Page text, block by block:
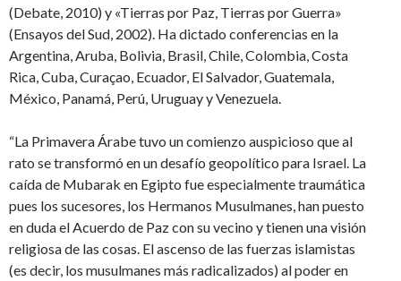
(Debate, 2010) y «Tierras por Paz, Tierras por Guerra»
(Ensayos del Sud, 2002). Ha dictado conferencias en la
Argentina, Aruba, Bolivia, Brasil, Chile, Colombia, Costa
Rica, Cuba, Curaçao, Ecuador, El Salvador, Guatemala,
México, Panamá, Perú, Uruguay y Venezuela.
“La Primavera Árabe tuvo un comienzo auspicioso que al
rato se transformó en un desafío geopolítico para Israel. La
caída de Mubarak en Egipto fue especialmente traumática
pues los sucesores, los Hermanos Musulmanes, han puesto
en duda el Acuerdo de Paz con su vecino y tienen una visión
religiosa de las cosas. El ascenso de las fuerzas islamistas
(es decir, los musulmanes más radicalizados) al poder en